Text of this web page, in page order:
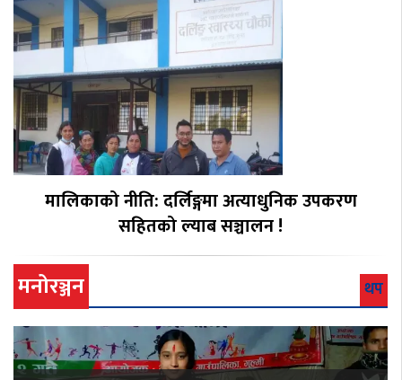
मालिकाको नीति: दर्लिङ्गमा अत्याधुनिक उपकरण
सहितको ल्याब सञ्चालन !
मनोरञ्जन थप